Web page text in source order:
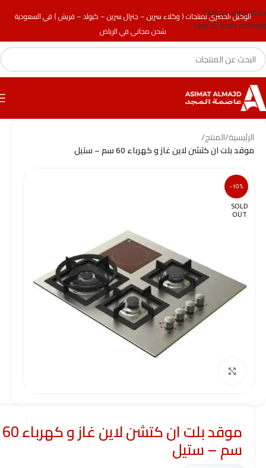
الوكيل الحصري لمنتجات ( وكلاء سرين – جنرال سرين – كيولد – فريش ) في السعودية
شحن مجاني في الرياض
Skip to navigation
Skip to main content
الرئيسية/المنتج/
موقد بلت ان كتشن لاين غاز و كهرباء 60 سم – ستيل
-10%
SOLD
OUT
موقد بلت ان كتشن لاين غاز و كهرباء 60
سم – ستيل